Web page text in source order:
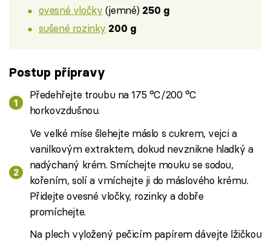
ovesné vločky (jemné) 250 g
sušené rozinky 200 g
Postup přípravy
Předehřejte troubu na 175 °C/200 °C
horkovzdušnou.
Ve velké míse šlehejte máslo s cukrem, vejci a
vanilkovým extraktem, dokud nevznikne hladký a
nadýchaný krém. Smíchejte mouku se sodou,
kořením, solí a vmíchejte ji do máslového krému.
Přidejte ovesné vločky, rozinky a dobře
promíchejte.
Na plech vyložený pečicím papírem dávejte lžičkou